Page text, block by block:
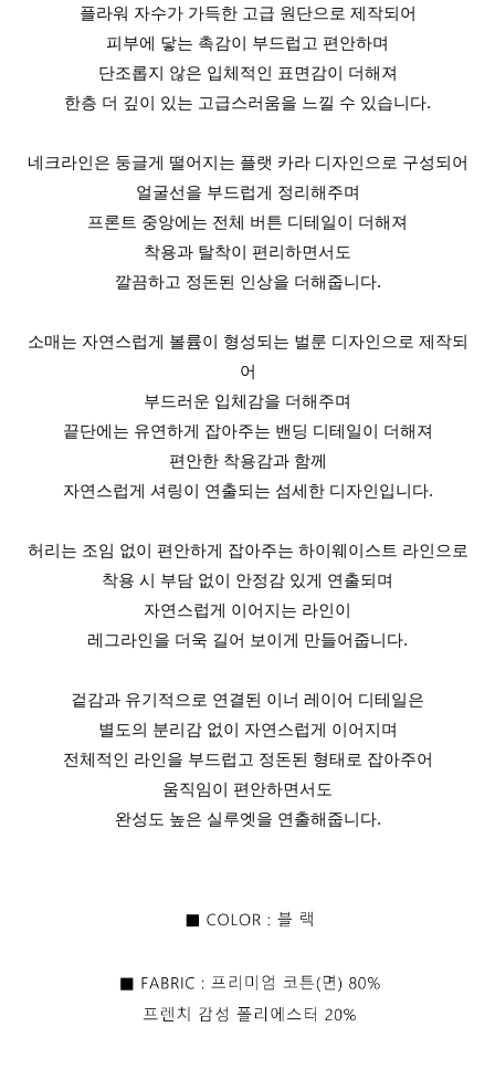
플라워 자수가 가득한 고급 원단으로 제작되어
피부에 닿는 촉감이 부드럽고 편안하며
단조롭지 않은 입체적인 표면감이 더해져
한층 더 깊이 있는 고급스러움을 느낄 수 있습니다.
네크라인은 둥글게 떨어지는 플랫 카라 디자인으로 구성되어
얼굴선을 부드럽게 정리해주며
프론트 중앙에는 전체 버튼 디테일이 더해져
착용과 탈착이 편리하면서도
깔끔하고 정돈된 인상을 더해줍니다.
소매는 자연스럽게 볼륨이 형성되는 벌룬 디자인으로 제작되
어
부드러운 입체감을 더해주며
끝단에는 유연하게 잡아주는 밴딩 디테일이 더해져
편안한 착용감과 함께
자연스럽게 셔링이 연출되는 섬세한 디자인입니다.
허리는 조임 없이 편안하게 잡아주는 하이웨이스트 라인으로
착용 시 부담 없이 안정감 있게 연출되며
자연스럽게 이어지는 라인이
레그라인을 더욱 길어 보이게 만들어줍니다.
겉감과 유기적으로 연결된 이너 레이어 디테일은
별도의 분리감 없이 자연스럽게 이어지며
전체적인 라인을 부드럽고 정돈된 형태로 잡아주어
움직임이 편안하면서도